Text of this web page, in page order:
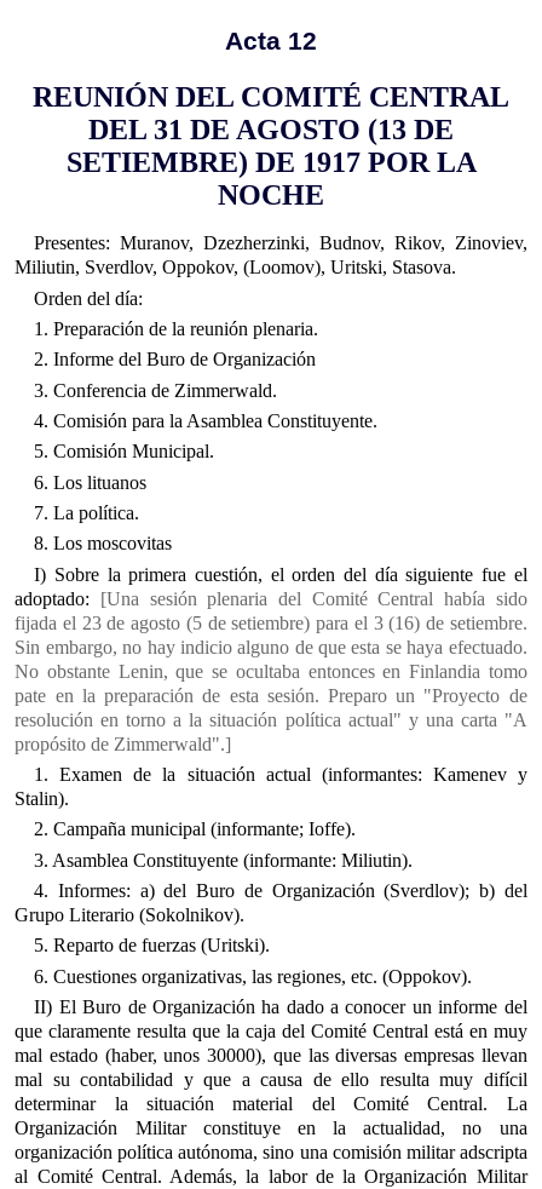
Acta 12
REUNIÓN DEL COMITÉ CENTRAL
DEL 31 DE AGOSTO (13 DE
SETIEMBRE) DE 1917 POR LA
NOCHE
Presentes: Muranov, Dzezherzinki, Budnov, Rikov, Zinoviev,
Miliutin, Sverdlov, Oppokov, (Loomov), Uritski, Stasova.
Orden del día:
1. Preparación de la reunión plenaria.
2. Informe del Buro de Organización
3. Conferencia de Zimmerwald.
4. Comisión para la Asamblea Constituyente.
5. Comisión Municipal.
6. Los lituanos
7. La política.
8. Los moscovitas
I) Sobre la primera cuestión, el orden del día siguiente fue el
adoptado: [Una sesión plenaria del Comité Central había sido
fijada el 23 de agosto (5 de setiembre) para el 3 (16) de setiembre.
Sin embargo, no hay indicio alguno de que esta se haya efectuado.
No obstante Lenin, que se ocultaba entonces en Finlandia tomo
pate en la preparación de esta sesión. Preparo un "Proyecto de
resolución en torno a la situación política actual" y una carta "A
propósito de Zimmerwald".]
1. Examen de la situación actual (informantes: Kamenev y
Stalin).
2. Campaña municipal (informante; Ioffe).
3. Asamblea Constituyente (informante: Miliutin).
4. Informes: a) del Buro de Organización (Sverdlov); b) del
Grupo Literario (Sokolnikov).
5. Reparto de fuerzas (Uritski).
6. Cuestiones organizativas, las regiones, etc. (Oppokov).
II) El Buro de Organización ha dado a conocer un informe del
que claramente resulta que la caja del Comité Central está en muy
mal estado (haber, unos 30000), que las diversas empresas llevan
mal su contabilidad y que a causa de ello resulta muy difícil
determinar la situación material del Comité Central. La
Organización Militar constituye en la actualidad, no una
organización política autónoma, sino una comisión militar adscripta
al Comité Central. Además, la labor de la Organización Militar